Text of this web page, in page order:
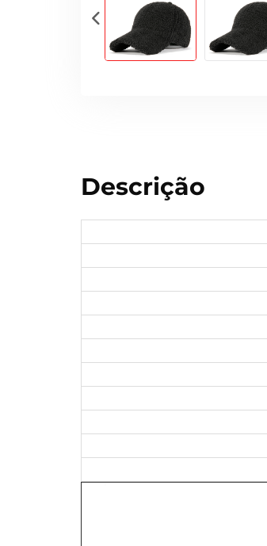
Descrição